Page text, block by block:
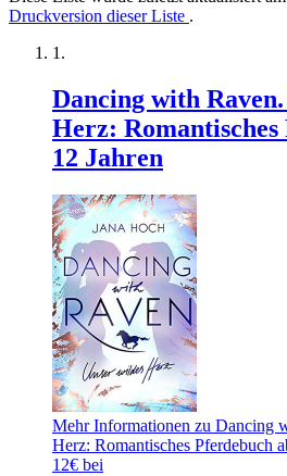
Druckversion dieser Liste .
Dancing with
Herz: Romantisches
12 Jahren
Mehr Informationen zu Dancing
Herz: Romantisches Pferdebuch
12€ bei